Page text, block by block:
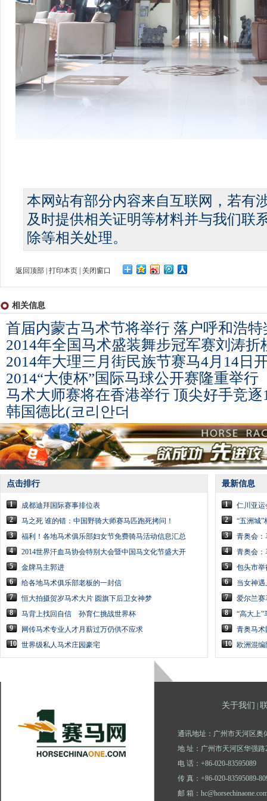
本网站有部分内容来自互联网，若有
及时提供相关证明等材料并与我们联
除等相关处理。
返回顶部 打印本页 关闭窗口
相关信息
首届内蒙古马术节将举行 落户呼和浩特
2014年全国马术盛装舞步冠军赛刘涛折
2014年大理三月街民族节赛马4月14日
2014“大使杯”国际马球公开赛隆重举行
马术大师赛将在香港举行 顶尖好手竞逐
韩国德比(코리안더
点击排行
1
成都迪拜国际赛事排位表
2
马之死 谁的错：中国野骑大师赛马匹跑死拷问！
3
福利！各地马术俱乐部妇女节免费骑马活动信息汇总
4
2014世界汗血马协会特别大会暨中国马文化节盛大开
5
金牌马主郭进
6
给各地马术俱乐部老板的一封信
7
恒大拍摄贺岁马术大片 圆旗下后卫女神梦
8
马背上找回自信 孙育仁挑战世界杯
9
网传马术专业人才月薪过万仍供不应求
10 世界级私人马术庄园豪宅
最新信息
1
仁川亚
2
“五洲城”
3
青奥会：
4
青奥会：
5
包头市举
6
当女神
7
爱尔兰赛
8
“高大上”
9
青奥马术
10
欧洲混
关于我们
通讯地址：广州市天河区奥
地 址：广州市天河区华强路
电 话：+86-020-83595089
传 真：+86-020-83595089-
邮 箱：